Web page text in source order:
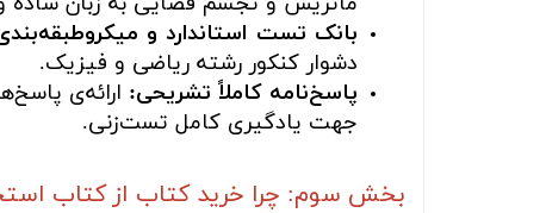
بانک تست استاندارد و
دشوار کنکور رشته ریاضی و فیزیک.
پاسخ‌نامه کاملاً تشریحی: ارائه‌ی
جهت یادگیری کامل تست‌زنی.
بخش سوم: چرا خرید کتاب از کتاب